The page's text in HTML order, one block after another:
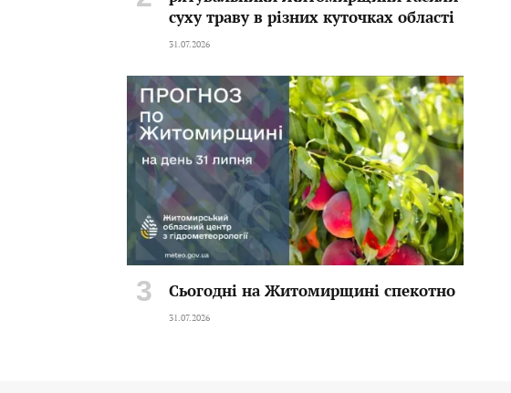
суху траву в різних куточках області
31.07.2026
Сьогодні на Житомирщині спекотно
31.07.2026